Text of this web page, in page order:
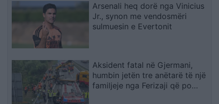
Arsenali heq dorë nga Vinicius
Jr., synon me vendosmëri
sulmuesin e Evertonit
Aksident fatal në Gjermani,
humbin jetën tre anëtarë të një
familjeje nga Ferizaji që po